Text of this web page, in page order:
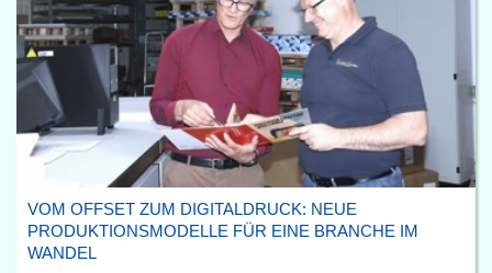
VOM OFFSET ZUM DIGITALDRUCK: NEUE
PRODUKTIONSMODELLE FÜR EINE BRANCHE IM
WANDEL